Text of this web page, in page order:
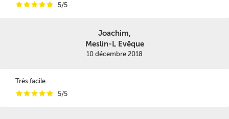
iiiii 5/5
Joachim,
Meslin-L Evêque
10 décembre 2018
Très facile.
iiiii 5/5